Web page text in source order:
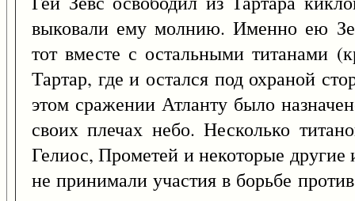
выковали ему молнию. Именно ею
тот вместе с остальными титанами
Тартар, где и остался под охраной
этом сражении Атланту было
своих плечах небо. Несколько
Гелиос, Прометей и некоторые другие
не принимали участия в борьбе